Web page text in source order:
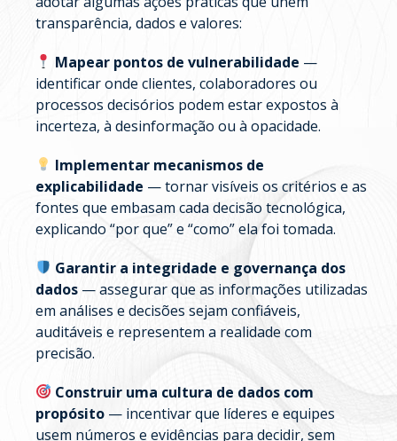
transparência, dados e valores:
Mapear pontos de vulnerabilidade —
identificar onde clientes, colaboradores ou
processos decisórios podem estar expostos à
incerteza, à desinformação ou à opacidade.
Implementar mecanismos de
explicabilidade — tornar visíveis os critérios e as
fontes que embasam cada decisão tecnológica,
explicando “por que” e “como” ela foi tomada.
Garantir a integridade e governança dos
dados — assegurar que as informações utilizadas
em análises e decisões sejam confiáveis,
auditáveis e representem a realidade com
precisão.
Construir uma cultura de dados com
propósito — incentivar que líderes e equipes
usem números e evidências para decidir, sem